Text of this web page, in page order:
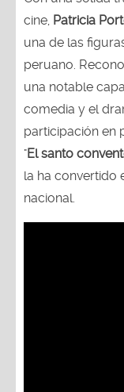
cine, Patricia
una de las
peruano.
una notable
comedia y el
participación en
"El santo
la ha convertido
nacional.